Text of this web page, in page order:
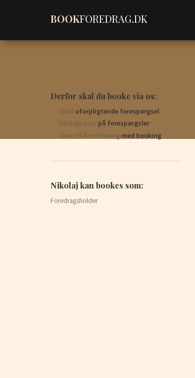
BOOKFOREDRAG.DK
Derfor skal du booke via os:
Altid uforpligtende forespørgsel
Hurtigt svar på forespørgsler
Over 15 års erfaring med booking
Nikolaj kan bookes som:
Foredragsholder